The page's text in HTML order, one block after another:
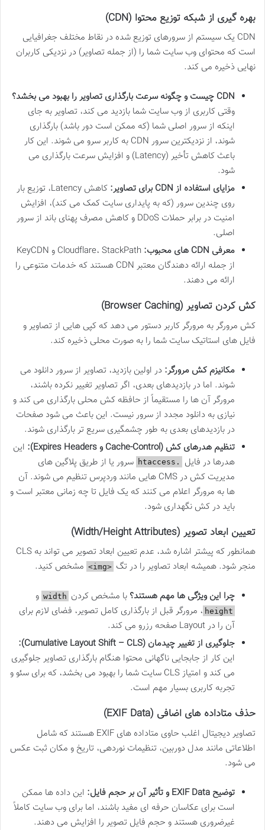
بهره گیری از شبکه توزیع محتوا (CDN)
CDN یک سیستم از سرورهای توزیع شده در نقاط مختلف جغرافیایی
است که محتوای وب سایت شما را (از جمله تصاویر) در نزدیکی کاربران
نهایی ذخیره می کند.
CDN چیست و چگونه سرعت بارگذاری تصاویر را بهبود می بخشد؟
وقتی کاربری از وب سایت شما بازدید می کند، تصاویر به جای
اینکه از سرور اصلی شما (که ممکن است دور باشد) بارگذاری
شوند، از نزدیکترین سرور CDN به کاربر سرو می شوند. این کار
باعث کاهش تأخیر (Latency) و افزایش سرعت بارگذاری می
شود.
مزایای استفاده از CDN برای تصاویر:
کاهش Latency، توزیع بار
روی چندین سرور (که به پایداری سایت کمک می کند)، افزایش
امنیت در برابر حملات DDoS و کاهش مصرف پهنای باند از سرور
اصلی.
معرفی CDN های محبوب:
Cloudflare، StackPath و KeyCDN
از جمله ارائه دهندگان معتبر CDN هستند که خدمات متنوعی را
ارائه می دهند.
کش کردن تصاویر (Browser Caching)
کش مرورگر به مرورگر کاربر دستور می دهد که کپی هایی از تصاویر و
فایل های استاتیک سایت شما را به صورت محلی ذخیره کند.
مکانیزم کش مرورگر: در اولین بازدید، تصاویر از سرور دانلود می
شوند. اما در بازدیدهای بعدی، اگر تصاویر تغییر نکرده باشند،
مرورگر آن ها را مستقیماً از حافظه کش محلی بارگذاری می کند و
نیازی به دانلود مجدد از سرور نیست. این باعث می شود صفحات
در بازدیدهای بعدی به طور چشمگیری سریع تر بارگذاری شوند.
تنظیم هدرهای کش (Cache-Control و Expires Headers):
این
هدرها در فایل
.htaccess
سرور یا از طریق پلاگین های
مدیریت کش در CMS هایی مانند وردپرس تنظیم می شوند. آن
ها به مرورگر اعلام می کنند که یک فایل تا چه زمانی معتبر است و
باید در کش نگهداری شود.
تعیین ابعاد تصویر (Width/Height Attributes)
همانطور که پیشتر اشاره شد، عدم تعیین ابعاد تصویر می تواند به CLS
منجر شود. همیشه ابعاد تصاویر را در تگ <img> مشخص کنید.
چرا این ویژگی ها مهم هستند؟ با مشخص کردن width و
height ، مرورگر قبل از بارگذاری کامل تصویر، فضای لازم برای
آن را در Layout صفحه رزرو می کند.
جلوگیری از تغییر چیدمان (Cumulative Layout Shift – CLS):
این کار از جابجایی ناگهانی محتوا هنگام بارگذاری تصاویر جلوگیری
می کند و امتیاز CLS سایت شما را بهبود می بخشد، که برای سئو و
تجربه کاربری بسیار مهم است.
حذف متاداده های اضافی (EXIF Data)
تصاویر دیجیتال اغلب حاوی متاداده های EXIF هستند که شامل
اطلاعاتی مانند مدل دوربین، تنظیمات نوردهی، تاریخ و مکان ثبت عکس
می شود.
توضیح EXIF Data و تأثیر آن بر حجم فایل:
این داده ها ممکن
است برای عکاسان حرفه ای مفید باشند، اما برای وب سایت کاملاً
غیرضروری هستند و حجم فایل تصویر را افزایش می دهند.